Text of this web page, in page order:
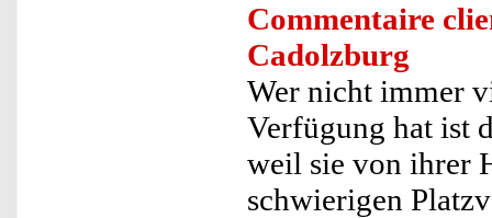
Commentaire
Cadolzburg
Wer nicht immer
Verfügung hat ist
weil sie von ihrer
schwierigen